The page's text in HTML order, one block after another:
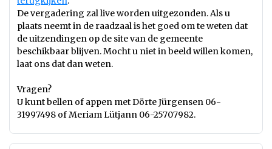
De vergadering zal live worden uitgezonden. Als u
plaats neemt in de raadzaal is het goed om te weten dat
de uitzendingen op de site van de gemeente
beschikbaar blijven. Mocht u niet in beeld willen komen,
laat ons dat dan weten.
Vragen?
U kunt bellen of appen met Dörte Jürgensen 06-
31997498 of Meriam Lütjann 06-25707982.